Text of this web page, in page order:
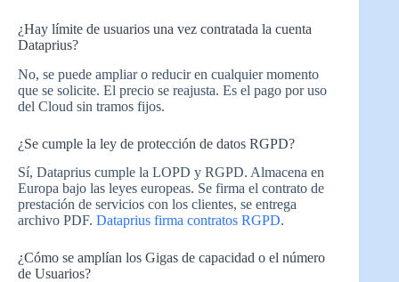
¿Hay límite de usuarios una vez contratada la cuenta
Dataprius?
No, se puede ampliar o reducir en cualquier momento
que se solicite. El precio se reajusta. Es el pago por uso
del Cloud sin tramos fijos.
¿Se cumple la ley de protección de datos RGPD?
Sí, Dataprius cumple la LOPD y RGPD. Almacena en
Europa bajo las leyes europeas. Se firma el contrato de
prestación de servicios con los clientes, se entrega
archivo PDF. Dataprius firma contratos RGPD.
¿Cómo se amplían los Gigas de capacidad o el número
de Usuarios?